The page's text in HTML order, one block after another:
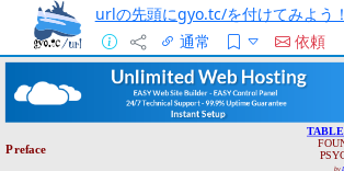
urlの先頭にgyo.tc/を付けてみよう！
通常
依頼